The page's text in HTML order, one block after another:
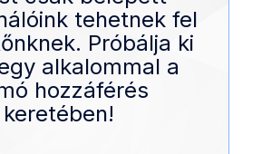
tehetnek fel
Próbálja ki
alkalommal a
hozzáférés
keretében!